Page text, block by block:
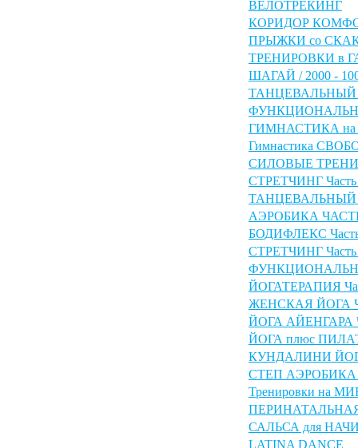
ВЕЛОТРЕКИНГ
КОРИДОР
ПРЫЖКИ со
ТРЕНИРОВКИ в
ШАГАЙ / 2000 -
ГИМНАСТИКА
Гимнастика
СИЛОВЫЕ
СТРЕТЧИНГ Часть
ТАНЦЕВАЛЬНЫЙ
АЭРОБИКА
БОДИФЛЕКС
СТРЕТЧИНГ Часть
ЙОГАТЕРАПИЯ
ЖЕНСКАЯ ЙОГА
ЙОГА АЙЕНГАРА
ЙОГА плюс
КУНДАЛИНИ
СТЕП АЭРОБИКА
Тренировки на
САЛЬСА для
LATINA DANCE